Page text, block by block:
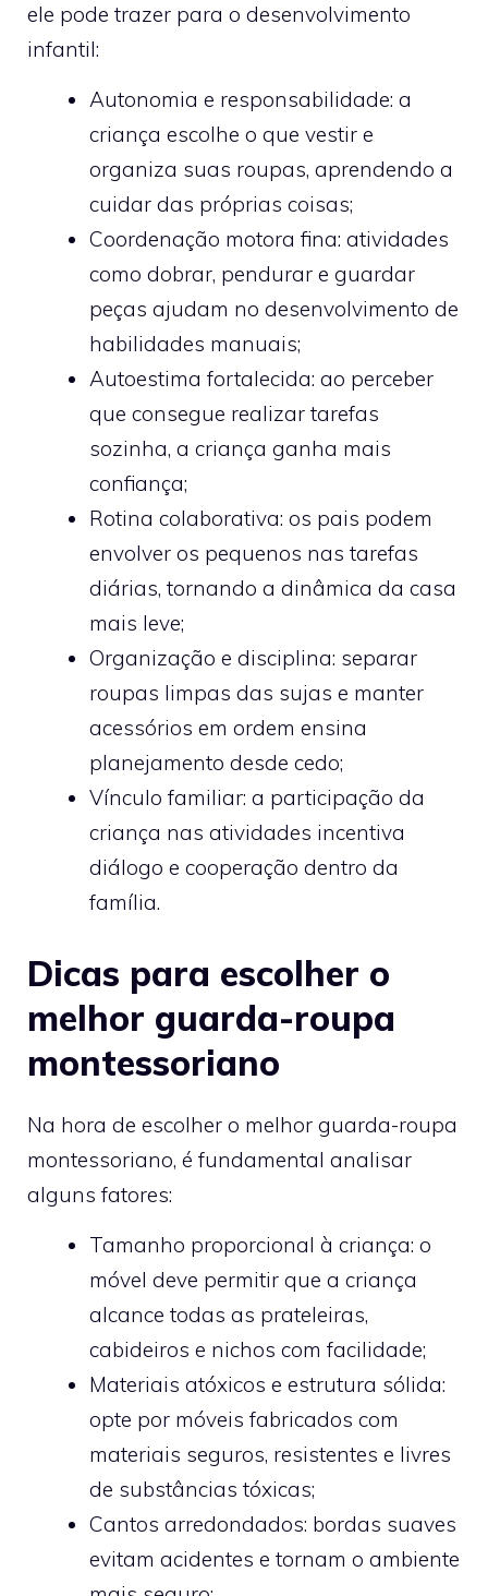
ele pode trazer para o desenvolvimento
infantil:
Autonomia e responsabilidade: a
criança escolhe o que vestir e
organiza suas roupas, aprendendo a
cuidar das próprias coisas;
Coordenação motora fina: atividades
como dobrar, pendurar e guardar
peças ajudam no desenvolvimento de
habilidades manuais;
Autoestima fortalecida: ao perceber
que consegue realizar tarefas
sozinha, a criança ganha mais
confiança;
Rotina colaborativa: os pais podem
envolver os pequenos nas tarefas
diárias, tornando a dinâmica da casa
mais leve;
Organização e disciplina: separar
roupas limpas das sujas e manter
acessórios em ordem ensina
planejamento desde cedo;
Vínculo familiar: a participação da
criança nas atividades incentiva
diálogo e cooperação dentro da
família.
Dicas para escolher o
melhor guarda-roupa
montessoriano
Na hora de escolher o melhor guarda-roupa
montessoriano, é fundamental analisar
alguns fatores:
Tamanho proporcional à criança: o
móvel deve permitir que a criança
alcance todas as prateleiras,
cabideiros e nichos com facilidade;
Materiais atóxicos e estrutura sólida:
opte por móveis fabricados com
materiais seguros, resistentes e livres
de substâncias tóxicas;
Cantos arredondados: bordas suaves
evitam acidentes e tornam o ambiente